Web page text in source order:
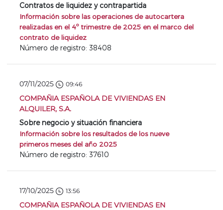
Contratos de liquidez y contrapartida
Información sobre las operaciones de autocartera
realizadas en el 4º trimestre de 2025 en el marco del
contrato de liquidez
Número de registro: 38408
07/11/2025 09:46
COMPAÑIA ESPAÑOLA DE VIVIENDAS EN
ALQUILER, S.A.
Sobre negocio y situación financiera
Información sobre los resultados de los nueve
primeros meses del año 2025
Número de registro: 37610
17/10/2025 13:56
COMPAÑIA ESPAÑOLA DE VIVIENDAS EN